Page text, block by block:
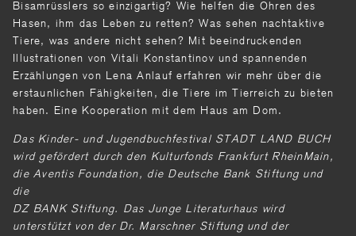
Bisamrüsslers so einzigartig? Wie helfen die Ohren des
Hasen, ihm das Leben zu retten? Was sehen nachtaktive
Tiere, was andere nicht sehen? Mit beeindruckenden
Illustrationen von Vitali Konstantinov und spannenden
Erzählungen von Lena Anlauf erfahren wir mehr über die
erstaunlichen Fähigkeiten, die Tiere im Tierreich zu bieten
haben. Eine Kooperation mit dem Haus am Dom.
Das Kinder- und Jugendbuchfestival STADT LAND BUCH
wird gefördert durch den Kulturfonds Frankfurt RheinMain,
die Aventis Foundation, die Deutsche Bank Stiftung und
die
DZ BANK Stiftung. Das Junge Literaturhaus wird
unterstützt von der Dr. Marschner Stiftung und der